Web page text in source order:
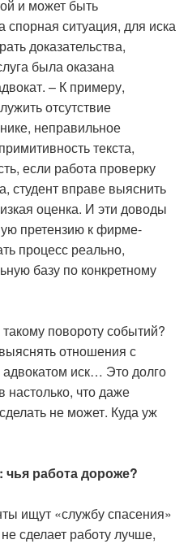
и может быть
спорная ситуация, для иска
доказательства,
была оказана
– К примеру,
отсутствие
неправильное
текста,
если работа проверку
студент вправе выяснить
оценка. И эти доводы
претензию к фирме-
процесс реально,
базу по конкретному
такому повороту событий?
отношения с
адвокатом иск… Это долго
настолько, что даже
не может. Куда уж
чья работа дороже?
ищут «службу спасения»
сделает работу лучше,